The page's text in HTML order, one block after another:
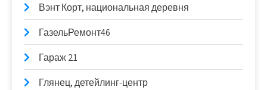
Вэнт Корт, национальная деревня
ГазельРемонт46
Гараж 21
Глянец, детейлинг-центр